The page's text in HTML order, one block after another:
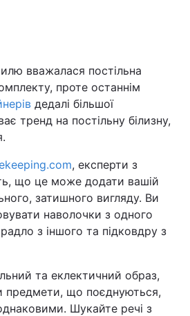
вважалася постільна
проте останнім
дедалі більшої
тренд на постільну білизну,
, експерти з
що це може додати вашій
затишного вигляду. Ви
наволочки з одного
з іншого та підковдру з
та еклектичний образ,
предмети, що поєднуються,
Шукайте речі з